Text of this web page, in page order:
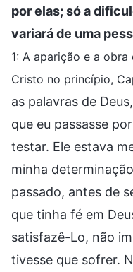
por elas; só a
variará de uma
1: A aparição e a obra
Cristo no princípio,
as palavras de
que eu passasse
testar. Ele estava
minha
passado, antes de
que tinha fé em
satisfazê-Lo, não
tivesse que sofrer.